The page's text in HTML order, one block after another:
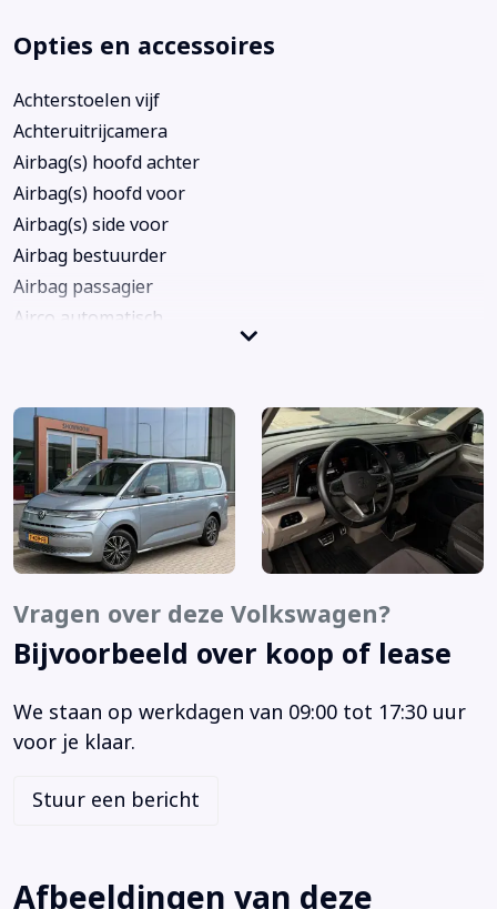
Opties en accessoires
Achterstoelen vijf
Achteruitrijcamera
Airbag(s) hoofd achter
Airbag(s) hoofd voor
Airbag(s) side voor
Airbag bestuurder
Airbag passagier
Airco automatisch
Anti Blokkeer Systeem
Anti doorSlip Regeling
Apple Carplay/Android Auto
Armsteun achter
Armsteun voor
Assistentie Pakket
Autonomous Emergency Braking
Bagage-scheidingsnet
Bandenspanningscontrolesysteem
Bestuurdersstoel in hoogte verstelbaar
Bluetooth
Vragen over deze Volkswagen?
Bijvoorbeeld over koop of lease
We staan op werkdagen van 09:00 tot 17:30 uur
voor je klaar.
Stuur een bericht
Afbeeldingen van deze